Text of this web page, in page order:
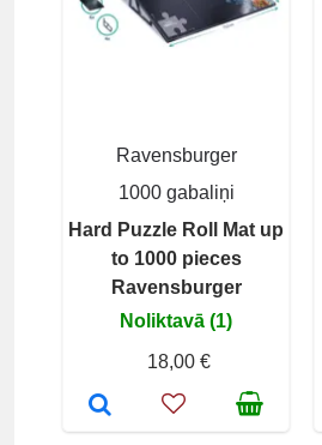
Ravensburger
1000 gabaliņi
Hard Puzzle Roll Mat up
to 1000 pieces
Ravensburger
Noliktavā (1)
18,00 €